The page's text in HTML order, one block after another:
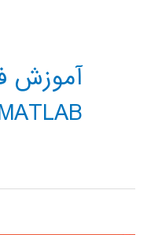
آموزش